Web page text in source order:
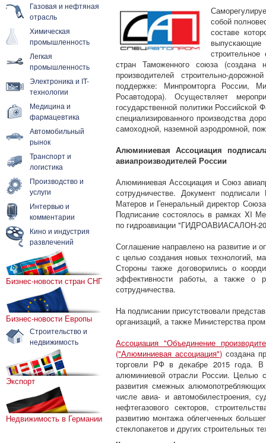
Газовая и нефтяная
отрасль
Химическая
промышленность
Легкая
промышленность
Электроника и IT-
технологии
Медицина и
фармацевтика
Автомобильный
рынок
Транспорт и
логистика
Производство и
услуги
Интервью и
комментарии
Кино и индустрия
развлечений
Бизнес-новости стран СНГ
Бизнес-новости Европы
Строительство и
недвижимость
Экспорт
Недвижимость в Германии
собой
составе
стран Таможенного союза (создана
производителей строительно-
поддержке: Минпромторга России,
Росавтодора). Осуществляет
государственной политики Российской
специализированного производства
самоходной, наземной аэродромной,
Алюминиевая Ассоциация
авиапроизводителей России
Алюминиевая Ассоциация и Союз
сотрудничестве. Документ
Матеров и Генеральный директор
Подписание состоялось в рамках XI
по гидроавиации "ГИДРОАВИАСАЛОН-
Соглашение направлено на развитие и
с целью создания новых технологий,
Стороны также договорились о
эффективности работы, а также о
сотрудничества.
На подписании присутствовали
организаций, а также Министерства
Ассоциация "Объединение
("Алюминиевая ассоциация") создана
торговли РФ в декабре 2015 года. В
алюминиевой отрасли России. Целью
развития смежных
числе авиа- и автомобилестроения,
нефтегазового секторов,
развитию монтажа облегченных
стеклопакетов и других строительных